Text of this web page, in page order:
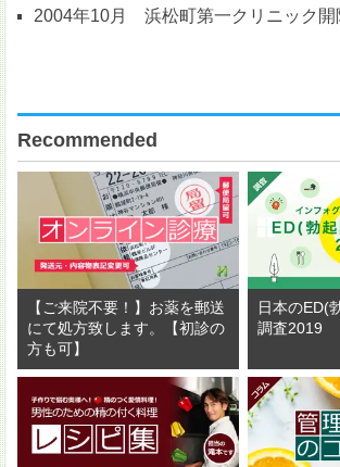
2004年10月 浜松町第一クリニック開
Recommended
【ご来院不要！】お薬を郵送
にて処方致します。【初診の
方も可】
日本のED(
調査2019